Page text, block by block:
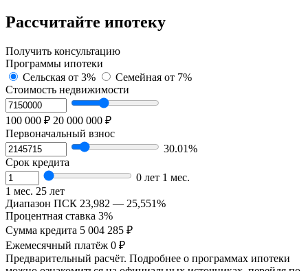
Рассчитайте ипотеку
Получить консультацию
Программы ипотеки
Сельская от 3% Семейная от 7%
Стоимость недвижимости
100 000 ₽ 20 000 000 ₽
Первоначальный взнос
30.01%
Срок кредита
0 лет 1 мес.
1 мес. 25 лет
Диапазон ПСК 23,982 — 25,551%
Процентная ставка 3%
Сумма кредита 5 004 285 ₽
Ежемесячный платёж 0 ₽
Предварительный расчёт. Подробнее о программах ипотеки